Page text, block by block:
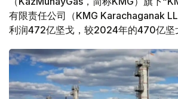
有限责任公司（KMG Karachaganak
利润472亿坚戈，较2024年的470亿坚